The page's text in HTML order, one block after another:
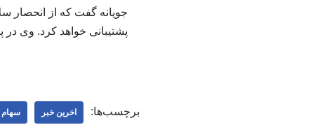
جویانه گفت که از انحصار
پشتیبانی خواهد کرد. وی در
برچسب‌ها: اخرین خبر سهام